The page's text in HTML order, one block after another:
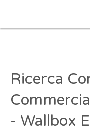
Ricerca
- Wallbox